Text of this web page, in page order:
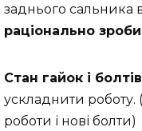
заднього
раціонально
Стан гайок і
ускладнити роботу.
роботи і нові болти)